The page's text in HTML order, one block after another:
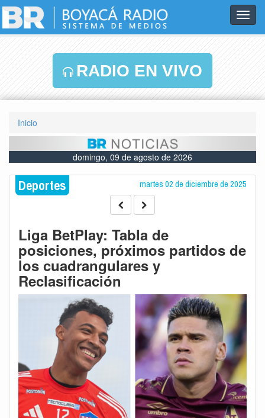
RADIO EN VIVO
Inicio
domingo, 09 de agosto de 2026
Deportes martes 02 de diciembre de 2025
Liga BetPlay: Tabla de
posiciones, próximos partidos de
los cuadrangulares y
Reclasificación